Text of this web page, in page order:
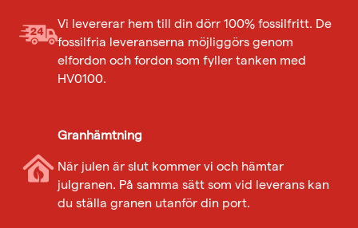
Vi levererar hem till din dörr 100% fossilfritt. De
fossilfria leveranserna möjliggörs genom
elfordon och fordon som fyller tanken med
HV0100.
Granhämtning
När julen är slut kommer vi och hämtar
julgranen. På samma sätt som vid leverans kan
du ställa granen utanför din port.